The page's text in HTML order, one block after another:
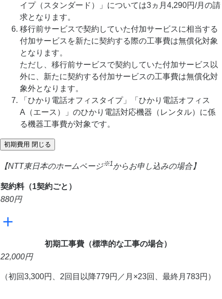
イプ（スタンダード）」については3ヵ月4,290円/月の請
求となります。
移行前サービスで契約していた付加サービスに相当する
付加サービスを新たに契約する際の工事費は無償化対象
となります。
ただし、移行前サービスで契約していた付加サービス以
外に、新たに契約する付加サービスの工事費は無償化対
象外となります。
「ひかり電話オフィスタイプ」「ひかり電話オフィス
A（エース）」のひかり電話対応機器（レンタル）に係
る機器工事費が対象です。
初期費用 閉じる
【NTT東日本のホームページ※1 からお申し込みの場合】
契約料（1契約ごと）
880円
初期工事費（標準的な工事の場合）
22,000円
（初回3,300円、2回目以降779円／月×23回、最終月783円）